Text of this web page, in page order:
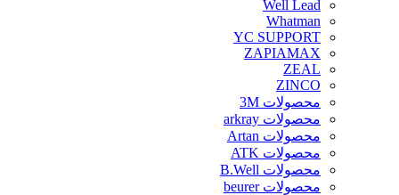
Well Lead
Whatman
YC SUPPORT
ZAPIAMAX
ZEAL
ZINCO
محصولات 3M
محصولات arkray
محصولات Artan
محصولات ATK
محصولات B.Well
محصولات beurer